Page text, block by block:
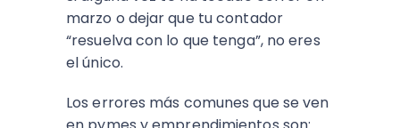
marzo o dejar que tu contador
“resuelva con lo que tenga”, no eres
el único.
Los errores más comunes que se ven